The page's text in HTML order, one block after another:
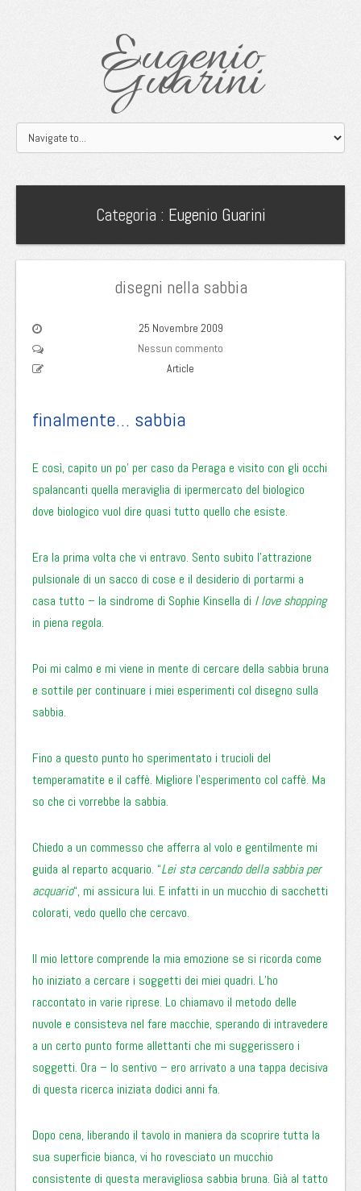
Eugenio
Guarini
Categoria : Eugenio Guarini
disegni nella sabbia
25 Novembre 2009
Nessun commento
Article
finalmente… sabbia
E così, capito un po’ per caso da Peraga e visito con gli occhi
spalancanti quella meraviglia di ipermercato del biologico
dove biologico vuol dire quasi tutto quello che esiste.
Era la prima volta che vi entravo. Sento subito l’attrazione
pulsionale di un sacco di cose e il desiderio di portarmi a
casa tutto – la sindrome di Sophie Kinsella di I love shopping
in piena regola.
Poi mi calmo e mi viene in mente di cercare della sabbia bruna
e sottile per continuare i miei esperimenti col disegno sulla
sabbia.
Fino a questo punto ho sperimentato i trucioli del
temperamatite e il caffè. Migliore l’esperimento col caffè. Ma
so che ci vorrebbe la sabbia.
Chiedo a un commesso che afferra al volo e gentilmente mi
guida al reparto acquario. “Lei sta cercando della sabbia per
acquario“, mi assicura lui. E infatti in un mucchio di sacchetti
colorati, vedo quello che cercavo.
Il mio lettore comprende la mia emozione se si ricorda come
ho iniziato a cercare i soggetti dei miei quadri. L’ho
raccontato in varie riprese. Lo chiamavo il metodo delle
nuvole e consisteva nel fare macchie, sperando di intravedere
a un certo punto forme allettanti che mi suggerissero i
soggetti. Ora – lo sentivo – ero arrivato a una tappa decisiva
di questa ricerca iniziata dodici anni fa.
Dopo cena, liberando il tavolo in maniera da scoprire tutta la
sua superficie bianca, vi ho rovesciato un mucchio
consistente di questa meravigliosa sabbia bruna. Già al tatto